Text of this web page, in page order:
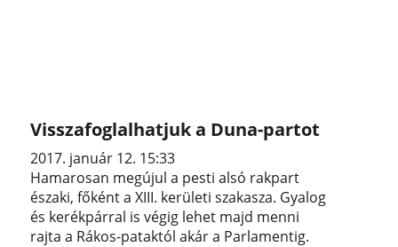
Visszafoglalhatjuk a Duna-partot
2017. január 12. 15:33
Hamarosan megújul a pesti alsó rakpart
északi, főként a XIII. kerületi szakasza. Gyalog
és kerékpárral is végig lehet majd menni
rajta a Rákos-pataktól akár a Parlamentig.